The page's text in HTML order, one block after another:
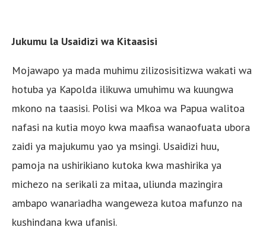
Jukumu la Usaidizi wa Kitaasisi
Mojawapo ya mada muhimu zilizosisitizwa wakati wa
hotuba ya Kapolda ilikuwa umuhimu wa kuungwa
mkono na taasisi. Polisi wa Mkoa wa Papua walitoa
nafasi na kutia moyo kwa maafisa wanaofuata ubora
zaidi ya majukumu yao ya msingi. Usaidizi huu,
pamoja na ushirikiano kutoka kwa mashirika ya
michezo na serikali za mitaa, uliunda mazingira
ambapo wanariadha wangeweza kutoa mafunzo na
kushindana kwa ufanisi.